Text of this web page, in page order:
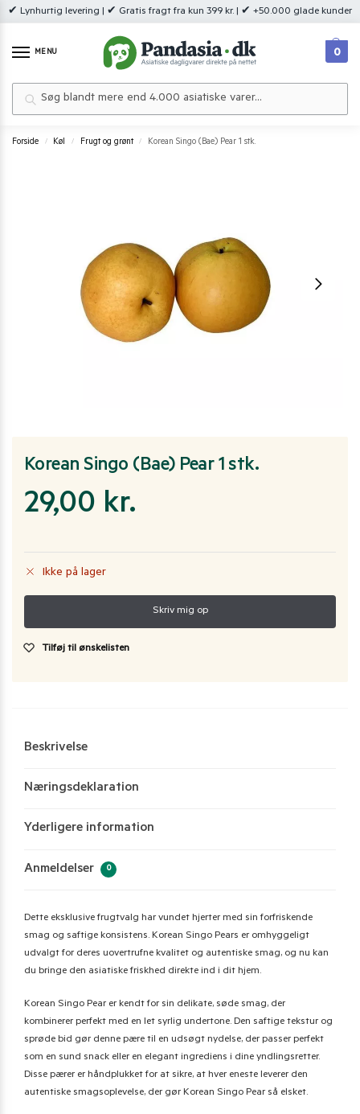
✔ Lynhurtig levering | ✔ Gratis fragt fra kun 399 kr. | ✔ +50.000 glade kunder
MENU 0
Forside / Køl / Frugt og grønt / Korean Singo (Bae) Pear 1 stk.
Korean Singo (Bae) Pear 1 stk.
29,00 kr.
Ikke på lager
Tilføj til ønskelisten
Beskrivelse
Næringsdeklaration
Yderligere information
Anmeldelser 0
Dette eksklusive frugtvalg har vundet hjerter med sin forfriskende
smag og saftige konsistens. Korean Singo Pears er omhyggeligt
udvalgt for deres uovertrufne kvalitet og autentiske smag, og nu kan
du bringe den asiatiske friskhed direkte ind i dit hjem.
Korean Singo Pear er kendt for sin delikate, søde smag, der
kombinerer perfekt med en let syrlig undertone. Den saftige tekstur og
sprøde bid gør denne pære til en udsøgt nydelse, der passer perfekt
som en sund snack eller en elegant ingrediens i dine yndlingsretter.
Disse pærer er håndplukket for at sikre, at hver eneste leverer den
autentiske smagsoplevelse, der gør Korean Singo Pear så elsket.